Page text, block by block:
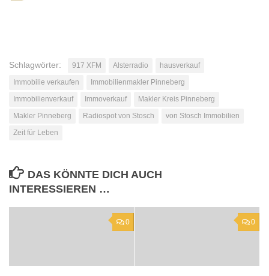
Schlagwörter: 917 XFM Alsterradio
hausverkauf
Immobilie verkaufen
Immobilienmakler Pinneberg
Immobilienverkauf
Immoverkauf
Makler Kreis Pinneberg
Makler Pinneberg
Radiospot von Stosch
von Stosch Immobilien
Zeit für Leben
DAS KÖNNTE DICH AUCH
INTERESSIEREN …
0 0